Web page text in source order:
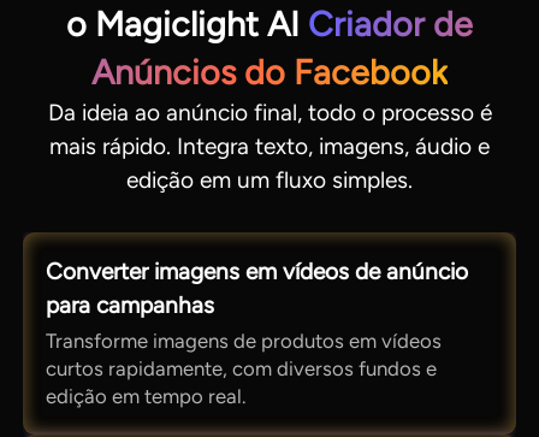
o Magiclight AI Criador de
Anúncios do Facebook
Da ideia ao anúncio final, todo o processo é
mais rápido. Integra texto, imagens, áudio e
edição em um fluxo simples.
Converter imagens em vídeos de anúncio
para campanhas
Transforme imagens de produtos em vídeos
curtos rapidamente, com diversos fundos e
edição em tempo real.